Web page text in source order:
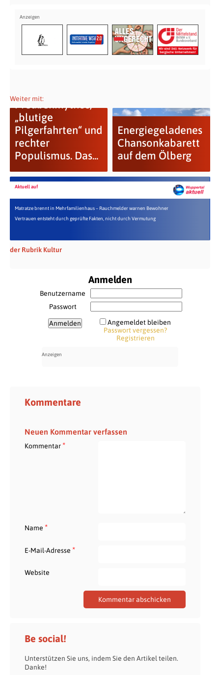
Weiter mit:
Preußenmythos,
„blutige
Pilgerfahrten“ und
rechter
Populismus. Das...
Energiegeladenes
Chansonkabarett
auf dem Ölberg
Aktuell auf
Matratze brennt in Mehrfamilienhaus – Rauchmelder warnen Bewohner
Vertrauen entsteht durch geprüfte Fakten, nicht durch Vermutung
der Rubrik Kultur
Anmelden
Benutzername
Passwort
Angemeldet bleiben
Passwort vergessen?
Registrieren
Kommentare
Neuen Kommentar verfassen
Kommentar*
Name *
E-Mail-Adresse *
Website
Be social!
Unterstützen Sie uns, indem Sie den Artikel teilen.
Danke!